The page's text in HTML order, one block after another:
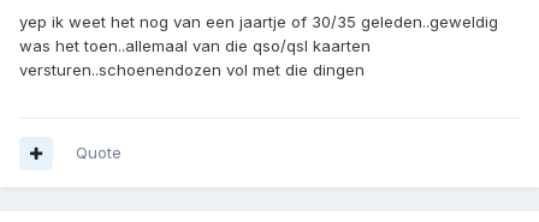
yep ik weet het nog van een jaartje of 30/35 geleden..geweldig
was het toen..allemaal van die qso/qsl kaarten
versturen..schoenendozen vol met die dingen
Quote